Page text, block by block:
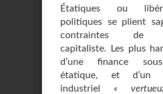
Étatiques ou
politiques se plient
contraintes de
capitaliste. Les plus
d’une finance
étatique, et d’un
industriel «